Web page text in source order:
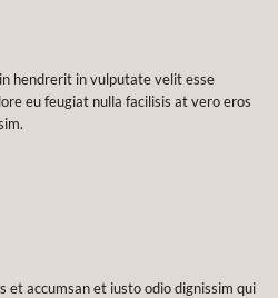
hendrerit in vulputate velit esse
eu feugiat nulla facilisis at vero eros
et accumsan et iusto odio dignissim qui